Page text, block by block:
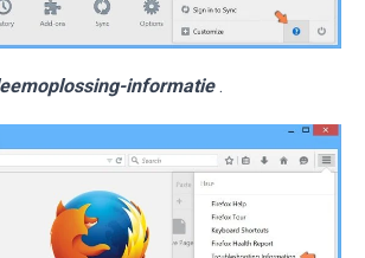
informatie .